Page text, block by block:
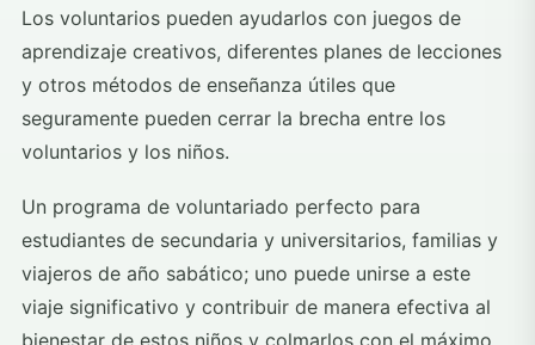
Los voluntarios pueden ayudarlos con juegos de
aprendizaje creativos, diferentes planes de lecciones
y otros métodos de enseñanza útiles que
seguramente pueden cerrar la brecha entre los
voluntarios y los niños.
Un programa de voluntariado perfecto para
estudiantes de secundaria y universitarios, familias y
viajeros de año sabático; uno puede unirse a este
viaje significativo y contribuir de manera efectiva al